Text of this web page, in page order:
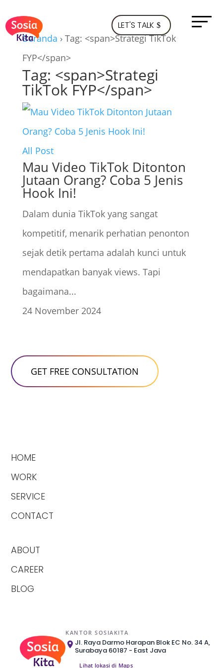
LET'S TALK
Beranda › Tag: <span>Strategi TikTok
FYP</span>
Tag: <span>Strategi
TikTok FYP</span>
All Post
Mau Video TikTok Ditonton
Jutaan Orang? Coba 5 Jenis
Hook Ini!
Dalam dunia TikTok yang sangat
kompetitif, menarik perhatian penonton
sejak detik pertama adalah kunci untuk
mendapatkan banyak views. Tapi
bagaimana...
24 November 2024
HOME
WORK
SERVICE
CONTACT
ABOUT
CAREER
BLOG
KANTOR SOSIAKITA
Jl. Raya Darmo Harapan Blok EC No. 34 A,
Surabaya 60187 - East Java
Lihat lokasi di Maps